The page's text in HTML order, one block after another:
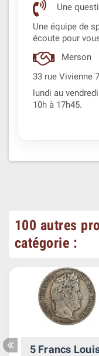
Une
Une équipe de
écoute pour
Merson
33 rue Vivienne
lundi au
10h à 17h45.
100 autres
catégorie :
5 Francs